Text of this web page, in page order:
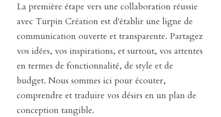
La première étape vers une collaboration réussie
avec Turpin Création est d'établir une ligne de
communication ouverte et transparente. Partagez
vos idées, vos inspirations, et surtout, vos attentes
en termes de fonctionnalité, de style et de
budget. Nous sommes ici pour écouter,
comprendre et traduire vos désirs en un plan de
conception tangible.